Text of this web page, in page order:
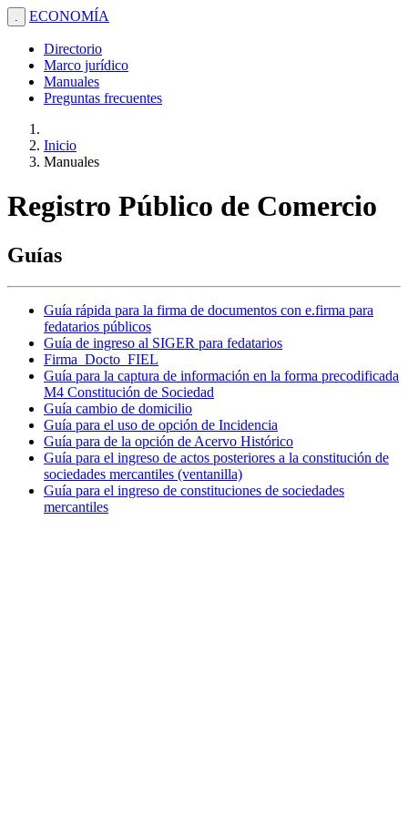
. ECONOMÍA
Directorio
Marco jurídico
Manuales
Preguntas frecuentes
Inicio
Manuales
Registro Público de Comercio
Guías
Guía rápida para la firma de documentos con e.firma para
fedatarios públicos
Guía de ingreso al SIGER para fedatarios
Firma_Docto_FIEL
Guía para la captura de información en la forma precodificada
M4 Constitución de Sociedad
Guía cambio de domicilio
Guía para el uso de opción de Incidencia
Guía para de la opción de Acervo Histórico
Guía para el ingreso de actos posteriores a la constitución de
sociedades mercantiles (ventanilla)
Guía para el ingreso de constituciones de sociedades
mercantiles